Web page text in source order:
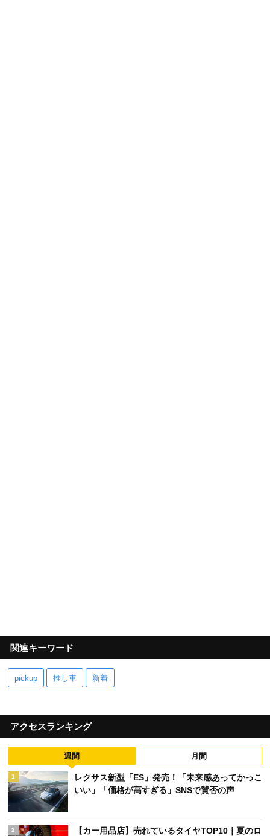
関連キーワード
pickup 推し車 新着
アクセスランキング
週間 月間
1
レクサス新型「ES」発売！「未来感あってかっこ
いい」「価格が高すぎる」SNSで賛否の声
2
【カー用品店】売れているタイヤTOP10｜夏のロ